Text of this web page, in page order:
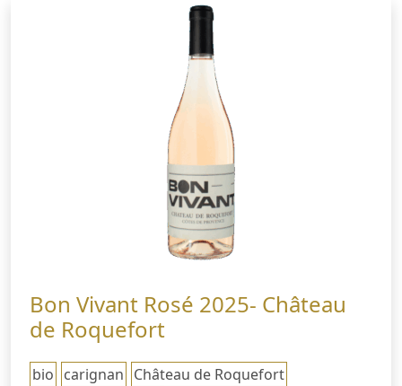
Bon Vivant Rosé 2025- Château
de Roquefort
bio carignan Château de Roquefort